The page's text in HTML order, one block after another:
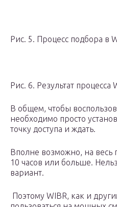
Рис. 5. Процесс подбора в
Рис. 6. Результат процесса
В общем, чтобы
необходимо просто
точку доступа и ждать.
Вполне возможно, на весь
10 часов или больше.
вариант.
Поэтому WIBR, как и